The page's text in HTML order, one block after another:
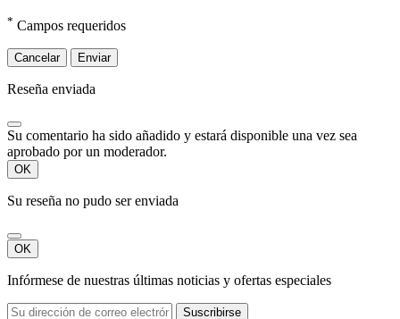
* Campos requeridos
Cancelar Enviar
Reseña enviada
Su comentario ha sido añadido y estará disponible una vez sea
aprobado por un moderador.
OK
Su reseña no pudo ser enviada
OK
Infórmese de nuestras últimas noticias y ofertas especiales